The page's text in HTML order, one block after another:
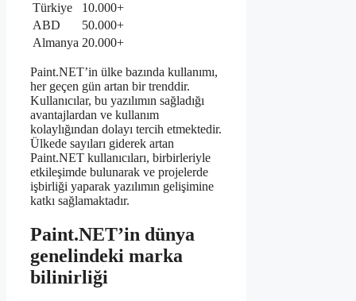
Türkiye
10.000+
ABD
50.000+
Almanya 20.000+
Paint.NET’in ülke bazında kullanımı,
her geçen gün artan bir trenddir.
Kullanıcılar, bu yazılımın sağladığı
avantajlardan ve kullanım
kolaylığından dolayı tercih etmektedir.
Ülkede sayıları giderek artan
Paint.NET kullanıcıları, birbirleriyle
etkileşimde bulunarak ve projelerde
işbirliği yaparak yazılımın gelişimine
katkı sağlamaktadır.
Paint.NET’in dünya
genelindeki marka
bilinirliği